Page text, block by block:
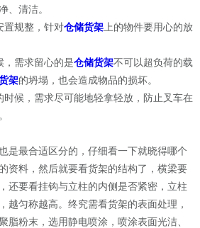
、清洁。
置规整，针对仓储货架 上的物件要用心的放
，需求留心的是仓储货架不可以超负荷的载
架的坍塌，也会造成物品的损坏。
候，需求尽可能地轻拿轻放，防止叉车在
是最合适区分的，仔细看一下就晓得哪个
的资料，然后就要看货架的结构了，横梁要
还要看挂钩与立柱的内侧是否紧密，立柱
越匀称越高。终究需看货架的表面处理，
脂粉末，选用静电喷涂，喷涂表面光洁、